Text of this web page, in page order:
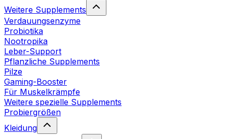
Weitere Supplements
Verdauungsenzyme
Probiotika
Nootropika
Leber-Support
Pflanzliche Supplements
Pilze
Gaming-Booster
Für Muskelkrämpfe
Weitere spezielle Supplements
Probiergrößen
Kleidung